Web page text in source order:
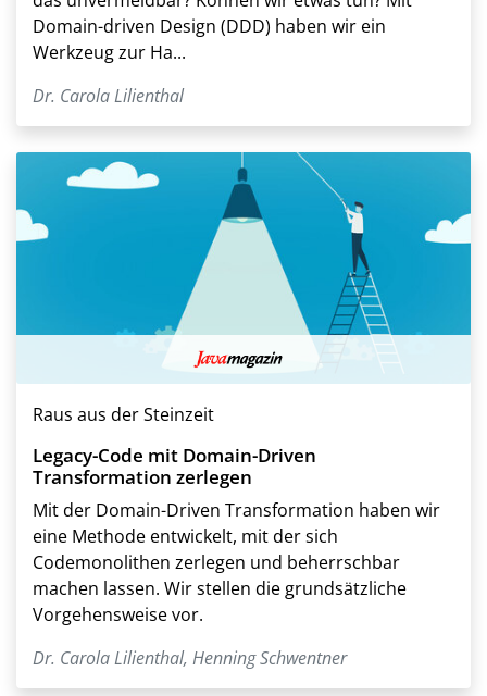
Domain-driven Design (DDD) haben wir ein
Werkzeug zur Ha...
Dr. Carola Lilienthal
Raus aus der Steinzeit
Legacy-Code mit Domain-Driven
Transformation zerlegen
Mit der Domain-Driven Transformation haben wir
eine Methode entwickelt, mit der sich
Codemonolithen zerlegen und beherrschbar
machen lassen. Wir stellen die grundsätzliche
Vorgehensweise vor.
Dr. Carola Lilienthal, Henning Schwentner